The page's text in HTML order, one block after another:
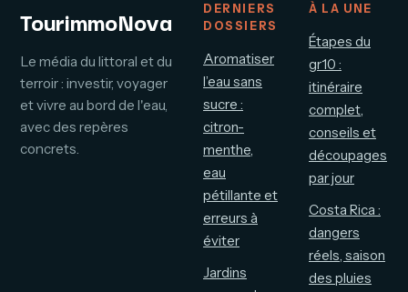
TourimmoNova
Le média du littoral et du
terroir : investir, voyager
et vivre au bord de l'eau,
avec des repères
concrets.
DERNIERS
DOSSIERS
Aromatiser
l’eau sans
sucre :
citron-
menthe,
eau
pétillante et
erreurs à
éviter
Jardins
À LA UNE
Étapes du
gr10 :
itinéraire
complet,
conseils et
découpages
par jour
Costa Rica :
dangers
réels, saison
des pluies